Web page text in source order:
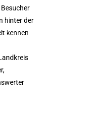
hinter der
kennen